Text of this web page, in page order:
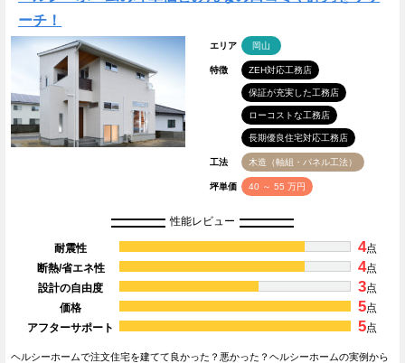
ーチ！
エリア 岡山
特徴 ZEH対応工務店
保証が充実した工務店
ローコストな工務店
長期優良住宅対応工務店
工法 木造（軸組・パネル工法）
坪単価 40 ～ 55 万円
性能レビュー
耐震性 4点
断熱/省エネ性
4点
設計の自由度
3点
価格
5点
アフターサポート
5点
ヘルシーホームで注文住宅を建てて良かった？悪かった？ヘルシーホームの実例から